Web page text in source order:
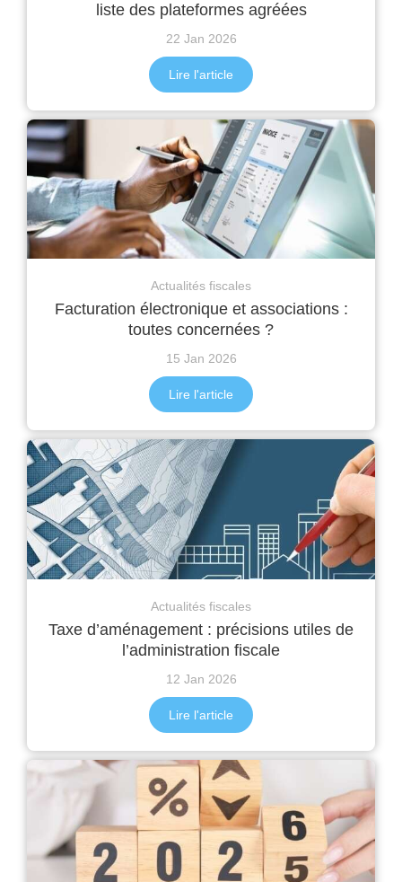
liste des plateformes agréées
22 Jan 2026
Lire l'article
Actualités fiscales
Facturation électronique et associations :
toutes concernées ?
15 Jan 2026
Lire l'article
Actualités fiscales
Taxe d’aménagement : précisions utiles de
l’administration fiscale
12 Jan 2026
Lire l'article